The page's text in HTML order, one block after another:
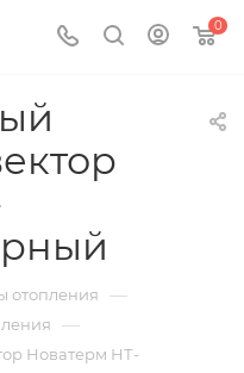
0
отопления —
—
Новатерм НТ-